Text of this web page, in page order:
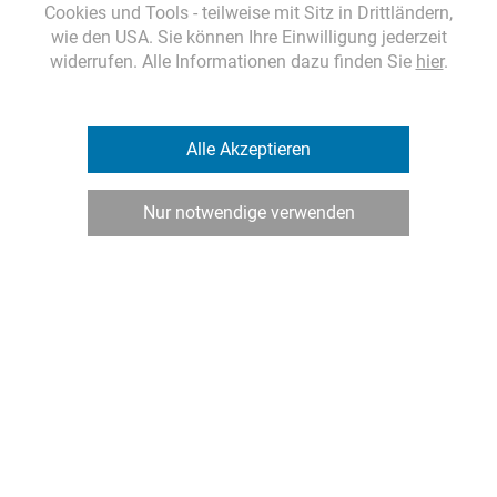
Route planen
office@lehner.tax
Öffnungszeiten
Mo-Do 8-17 Uhr und Fr 8-13 Uhr
Cookies und Tools - teilweise mit Sitz in Drittländern,
wie den USA. Sie können Ihre Einwilligung jederzeit
widerrufen. Alle Informationen dazu finden Sie hier.
Alle Akzeptieren
Nur notwendige verwenden